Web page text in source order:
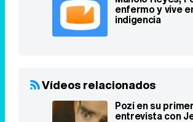
Pozí en su primera
Top Series